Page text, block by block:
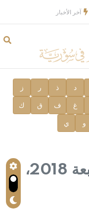
آخر الأخبار
د ذ ر ز
غ ف ق ك
و ي
المجلد الرابع، طبعة 2018،